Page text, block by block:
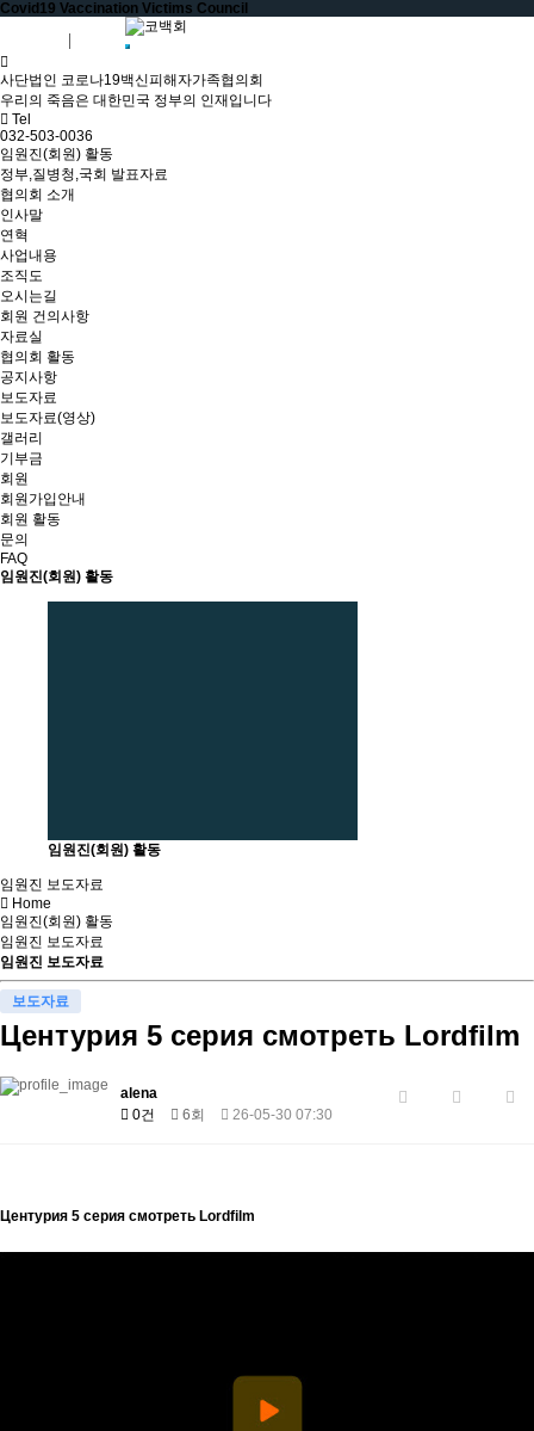
Covid19 Vaccination Victims Council
사단법인 코로나19백신피해자가족협의회
우리의 죽음은 대한민국 정부의 인재입니다
Tel
032-503-0036
임원진(회원) 활동
정부,질병청,국회 발표자료
협의회 소개
인사말
연혁
사업내용
조직도
오시는길
회원 건의사항
자료실
협의회 활동
공지사항
보도자료
보도자료(영상)
갤러리
기부금
회원
회원가입안내
회원 활동
문의
FAQ
임원진(회원) 활동
임원진(회원) 활동
임원진 보도자료
Home
임원진(회원) 활동
임원진 보도자료
임원진 보도자료
보도자료
Центурия 5 серия смотреть Lordfilm
alena
0건
6회 26-05-30 07:30
Центурия 5 серия смотреть Lordfilm